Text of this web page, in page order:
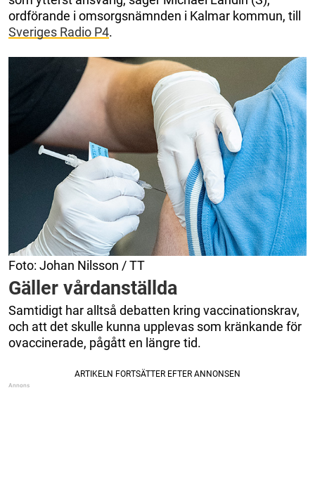
ordförande i omsorgsnämnden i Kalmar kommun, till
Sveriges Radio P4.
Foto: Johan Nilsson / TT
Gäller vårdanställda
Samtidigt har alltså debatten kring vaccinationskrav,
och att det skulle kunna upplevas som kränkande för
ovaccinerade, pågått en längre tid.